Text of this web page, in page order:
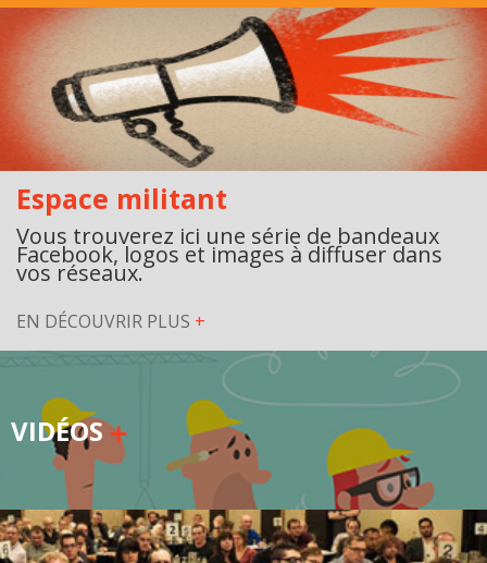
Jeux et outils terminolinguistiques
Intégration linguistique
Cours de français
Témoignages
Espace militant
Matériel à télécharger
Nos campagnes
Espace militant
Vous trouverez ici une série de bandeaux
Facebook, logos et images à diffuser dans
vos réseaux.
EN DÉCOUVRIR PLUS +
VIDÉOS